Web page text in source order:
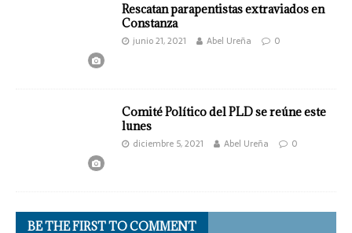
Rescatan parapentistas extraviados en
Constanza
junio 21, 2021 Abel Ureña 0
Comité Político del PLD se reúne este
lunes
diciembre 5, 2021 Abel Ureña 0
BE THE FIRST TO COMMENT